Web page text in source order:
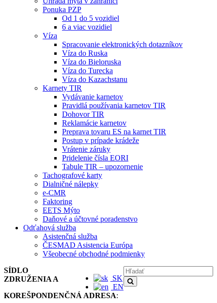
Ponuka PZP
Od 1 do 5 vozidiel
6 a viac vozidiel
Víza
Spracovanie elektronických dotazníkov
Víza do Ruska
Víza do Bieloruska
Víza do Turecka
Víza do Kazachstanu
Karnety TIR
Vydávanie karnetov
Pravidlá používania karnetov TIR
Dohovor TIR
Reklamácie karnetov
Preprava tovaru ES na karnet TIR
Postup v prípade krádeže
Vrátenie záruky
Pridelenie čísla EORI
Tabule TIR – upozornenie
Tachografové karty
Dialničné nálepky
e-CMR
Faktoring
EETS Mýto
Daňové a účtovné poradenstvo
Odťahová služba
Asistenčná služba
ČESMAD Asistencia Európa
Všeobecné obchodné podmienky
SK
EN
SÍDLO
ZDRUŽENIA A
KOREŠPONDENČNÁ ADRESA: